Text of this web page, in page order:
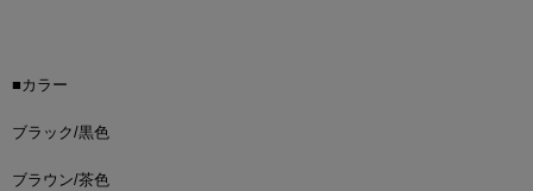
■カラー
ブラック/黒色
ブラウン/茶色